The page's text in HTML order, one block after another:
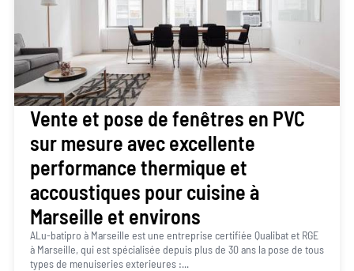
Vente et pose de fenêtres en PVC
sur mesure avec excellente
performance thermique et
accoustiques pour cuisine à
Marseille et environs
ALu-batipro à Marseille est une entreprise certifiée Qualibat et RGE
à Marseille, qui est spécialisée depuis plus de 30 ans la pose de tous
types de menuiseries exterieures :...